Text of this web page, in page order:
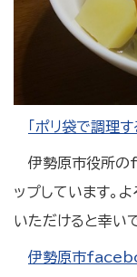
「ポリ袋で調理す
伊勢原市役所
ップしています。よ
いただけると幸いで
伊勢原市